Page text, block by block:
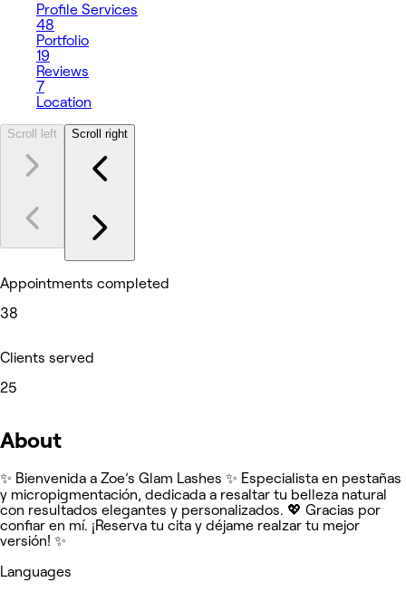
Profile Services
48
Portfolio
19
Reviews
7
Location
Scroll left Scroll right
Appointments completed
38
Clients served
25
About
✨ Bienvenida a Zoe’s Glam Lashes ✨ Especialista en pestañas
y micropigmentación, dedicada a resaltar tu belleza natural
con resultados elegantes y personalizados. 💖 Gracias por
confiar en mí. ¡Reserva tu cita y déjame realzar tu mejor
versión! ✨
Languages